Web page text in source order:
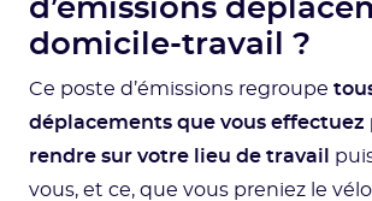
d’émissions
domicile-travail ?
Ce poste d’émissions regroupe
déplacements que vous effectuez
rendre sur votre lieu de travail
vous, et ce, que vous preniez le